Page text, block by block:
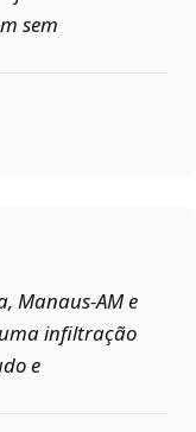
sem
Manaus‑AM e
infiltração
e